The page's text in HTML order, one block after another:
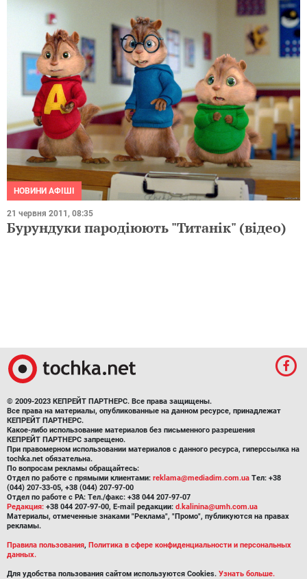
НОВИНИ АФІШІ
21 червня 2011, 08:35
Бурундуки пародіюють "Титанік" (відео)
© 2009-2023 КЕПРЕЙТ ПАРТНЕРС. Все права защищены.
Все права на материалы, опубликованные на данном ресурсе, принадлежат
КЕПРЕЙТ ПАРТНЕРС.
Какое-либо использование материалов без письменного разрешения
КЕПРЕЙТ ПАРТНЕРС запрещено.
При правомерном использовании материалов с данного ресурса, гиперссылка на
tochka.net обязательна.
По вопросам рекламы обращайтесь:
Отдел по работе с прямыми клиентами: reklama@mediadim.com.ua Тел: +38
(044) 207-33-05, +38 (044) 207-97-00
Отдел по работе с РА: Тел./факс: +38 044 207-97-07
Редакция: +38 044 207-97-00, E-mail редакции: d.kalinina@umh.com.ua
Материалы, отмеченные знаками "Реклама", "Промо", публикуются на правах
рекламы.
Правила пользования, Политика в сфере конфиденциальности и персональных
данных.
Для удобства пользования сайтом используются Cookies. Узнать больше.